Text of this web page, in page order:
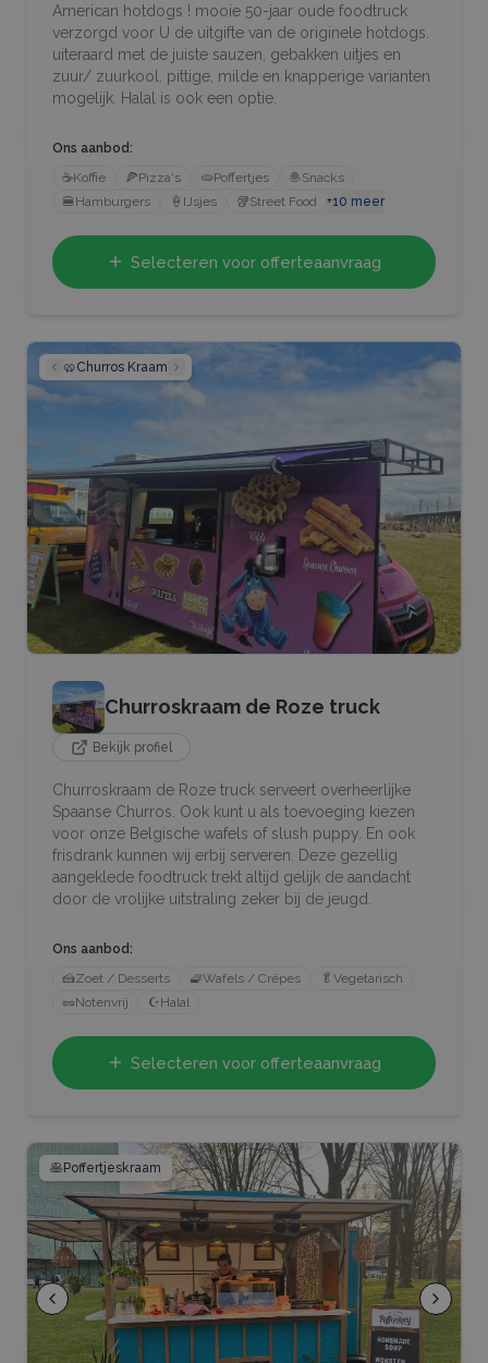
American hotdogs ! mooie 50-jaar oude foodtruck
verzorgd voor U de uitgifte van de originele hotdogs.
uiteraard met de juiste sauzen, gebakken uitjes en
zuur/ zuurkool. pittige, milde en knapperige varianten
mogelijk. Halal is ook een optie.
Ons aanbod:
☕Koffie 🍕Pizza's 🫓Poffertjes 🧆Snacks
🍔Hamburgers 🍦 IJsjes 🥡Street Food +10 meer
Selecteren voor offerteaanvraag
🥨Churros Kraam
Churroskraam de Roze truck
Bekijk profiel
Churroskraam de Roze truck serveert overheerlijke
Spaanse Churros. Ook kunt u als toevoeging kiezen
voor onze Belgische wafels of slush puppy. En ook
frisdrank kunnen wij erbij serveren. Deze gezellig
aangeklede foodtruck trekt altijd gelijk de aandacht
door de vrolijke uitstraling zeker bij de jeugd.
Ons aanbod:
🍰Zoet / Desserts 🧇Wafels / Crêpes 🥬 Vegetarisch
🥜Notenvrij ☪️ Halal
Selecteren voor offerteaanvraag
🥞Poffertjeskraam